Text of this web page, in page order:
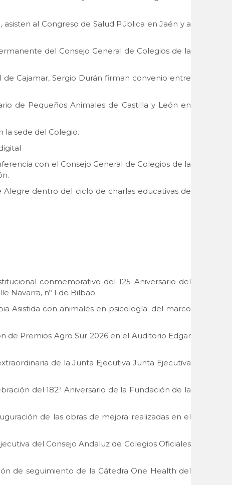
al Congreso de Salud Pública en Jaén y a
del Consejo General de Colegios de la
Cajamar, Sergio Durán firman convenio entre
de Pequeños Animales de Castilla y León en
la sede del Colegio.
con el Consejo General de Colegios de la
Alegre dentro del ciclo de charlas educativas de
conmemorativo del 125 Aniversario del
Navarra, nº 1 de Bilbao.
Asistida con animales en psicología: del marco
de Premios Agro Sur 2026 en el Auditorio Edgar
de la Junta Ejecutiva Junta Ejecutiva
del 182ª Aniversario de la Fundación de la
de las obras de mejora realizadas en el
del Consejo Andaluz de Colegios Oficiales
de seguimiento de la Cátedra One Health del